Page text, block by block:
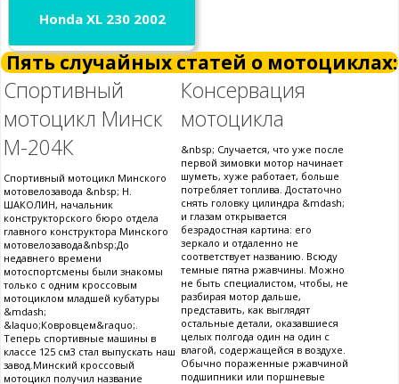
Honda XL 230 2002
Пять случайных статей о мотоциклах:
Спортивный
мотоцикл Минск
М-204К
Спортивный мотоцикл Минского
мотовелозавода &nbsp; Н.
ШАКОЛИН, начальник
конструкторского бюро отдела
главного конструктора Минского
мотовелозавода&nbsp;До
недавнего времени
мотоспортсмены были знакомы
только с одним кроссовым
мотоциклом младшей кубатуры
&mdash;
&laquo;Ковровцем&raquo;.
Теперь спортивные машины в
классе 125 см3 стал выпускать наш
завод.Минский кроссовый
мотоцикл получил название
Консервация
мотоцикла
&nbsp; Случается, что уже после
первой зимовки мотор начинает
шуметь, хуже работает, больше
потребляет топлива. Достаточно
снять головку цилиндра &mdash;
и глазам открывается
безрадостная картина: его
зеркало и отдаленно не
соответствует названию. Всюду
темные пятна ржавчины. Можно
не быть специалистом, чтобы, не
разбирая мотор дальше,
представить, как выглядят
остальные детали, оказавшиеся
целых полгода один на один с
влагой, содержащейся в воздухе.
Обычно пораженные ржавчиной
подшипники или поршневые